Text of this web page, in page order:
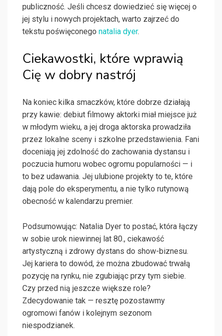
publiczność. Jeśli chcesz dowiedzieć się więcej o
jej stylu i nowych projektach, warto zajrzeć do
tekstu poświęconego natalia dyer.
Ciekawostki, które wprawią
Cię w dobry nastrój
Na koniec kilka smaczków, które dobrze działają
przy kawie: debiut filmowy aktorki miał miejsce już
w młodym wieku, a jej droga aktorska prowadziła
przez lokalne sceny i szkolne przedstawienia. Fani
doceniają jej zdolność do zachowania dystansu i
poczucia humoru wobec ogromu popularności — i
to bez udawania. Jej ulubione projekty to te, które
dają pole do eksperymentu, a nie tylko rutynową
obecność w kalendarzu premier.
Podsumowując: Natalia Dyer to postać, która łączy
w sobie urok niewinnej lat 80., ciekawość
artystyczną i zdrowy dystans do show-biznesu.
Jej kariera to dowód, że można zbudować trwałą
pozycję na rynku, nie zgubiając przy tym siebie.
Czy przed nią jeszcze większe role?
Zdecydowanie tak — resztę pozostawmy
ogromowi fanów i kolejnym sezonom
niespodzianek.